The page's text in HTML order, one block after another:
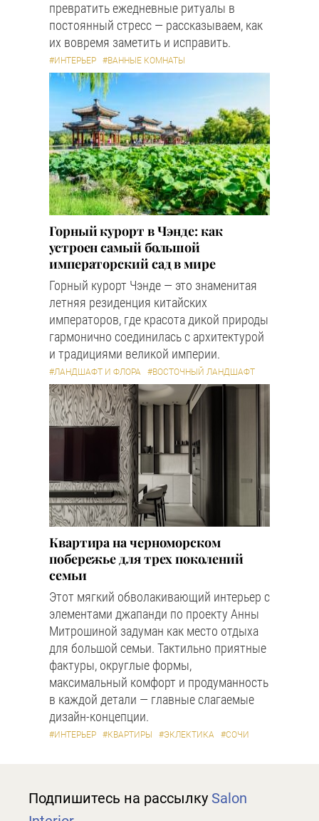
превратить ежедневные ритуалы в
постоянный стресс — рассказываем, как
их вовремя заметить и исправить.
#ИНТЕРЬЕР #ВАННЫЕ КОМНАТЫ
Горный курорт в Чэнде: как
устроен самый большой
императорский сад в мире
Горный курорт Чэнде — это знаменитая
летняя резиденция китайских
императоров, где красота дикой природы
гармонично соединилась с архитектурой
и традициями великой империи.
#ЛАНДШАФТ И ФЛОРА #ВОСТОЧНЫЙ ЛАНДШАФТ
Квартира на черноморском
побережье для трех поколений
семьи
Этот мягкий обволакивающий интерьер с
элементами джапанди по проекту Анны
Митрошиной задуман как место отдыха
для большой семьи. Тактильно приятные
фактуры, округлые формы,
максимальный комфорт и продуманность
в каждой детали — главные слагаемые
дизайн-концепции.
#ИНТЕРЬЕР #КВАРТИРЫ #ЭКЛЕКТИКА #СОЧИ
Подпишитесь на рассылку Salon